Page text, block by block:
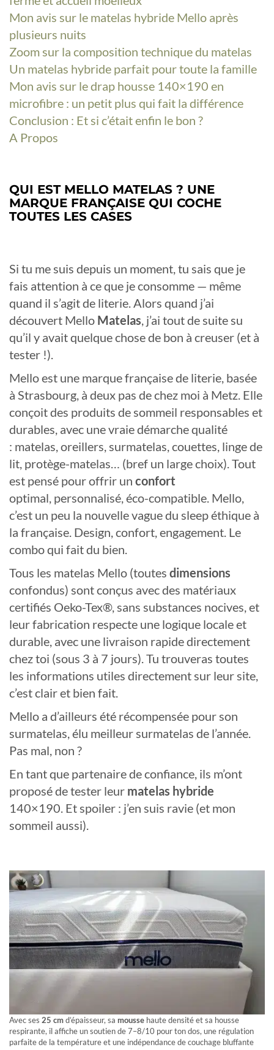
Mon avis sur le matelas hybride Mello après
plusieurs nuits
Zoom sur la composition technique du matelas
Un matelas hybride parfait pour toute la famille
Mon avis sur le drap housse 140×190 en
microfibre : un petit plus qui fait la différence
Conclusion : Et si c’était enfin le bon ?
A Propos
QUI EST MELLO MATELAS ? UNE
MARQUE FRANÇAISE QUI COCHE
TOUTES LES CASES
Si tu me suis depuis un moment, tu sais que je
fais attention à ce que je consomme — même
quand il s’agit de literie. Alors quand j’ai
découvert Mello Matelas, j’ai tout de suite su
qu’il y avait quelque chose de bon à creuser (et à
tester !).
Mello est une marque française de literie, basée
à Strasbourg, à deux pas de chez moi à Metz. Elle
conçoit des produits de sommeil responsables et
durables, avec une vraie démarche qualité
: matelas, oreillers, surmatelas, couettes, linge de
lit, protège-matelas… (bref un large choix). Tout
est pensé pour offrir un confort
optimal, personnalisé, éco-compatible. Mello,
c’est un peu la nouvelle vague du sleep éthique à
la française. Design, confort, engagement. Le
combo qui fait du bien.
Tous les matelas Mello (toutes dimensions
confondus) sont conçus avec des matériaux
certifiés Oeko-Tex®, sans substances nocives, et
leur fabrication respecte une logique locale et
durable, avec une livraison rapide directement
chez toi (sous 3 à 7 jours). Tu trouveras toutes
les informations utiles directement sur leur site,
c’est clair et bien fait.
Mello a d’ailleurs été récompensée pour son
surmatelas, élu meilleur surmatelas de l’année.
Pas mal, non ?
En tant que partenaire de confiance, ils m’ont
proposé de tester leur matelas hybride
140×190. Et spoiler : j’en suis ravie (et mon
sommeil aussi).
Avec ses 25 cmd’épaisseur, sa mousse haute densité et sa housse
respirante, il affiche un soutien de 7–8/10 pour ton dos, une régulation
parfaite de la température et une indépendance de couchage bluffante